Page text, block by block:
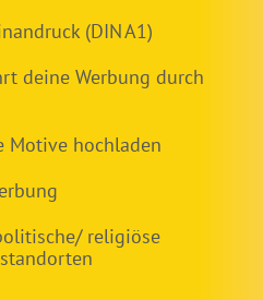
(DIN A1)
deine Werbung durch
Motive hochladen
religiöse